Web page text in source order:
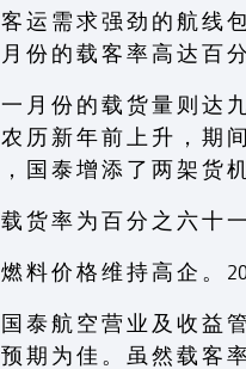
客 运 需 求 强 劲 的 航 线
月 份 的 载 客 率 高 达 百
一 月 份 的 载 货 量 则 达
农 历 新 年 前 上 升 ， 期
， 国 泰 增 添 了 两 架 货
载 货 率 为 百 分 之 六 十
燃 料 价 格 维 持 高 企 。
国 泰 航 空 营 业 及 收 益
预 期 为 佳 。 虽 然 载 客